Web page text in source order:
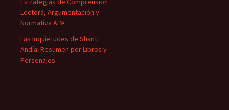
Lectora, Argumentación y
Normativa APA
Las Inquietudes de Shanti
Andía: Resumen por Libros y
Personajes